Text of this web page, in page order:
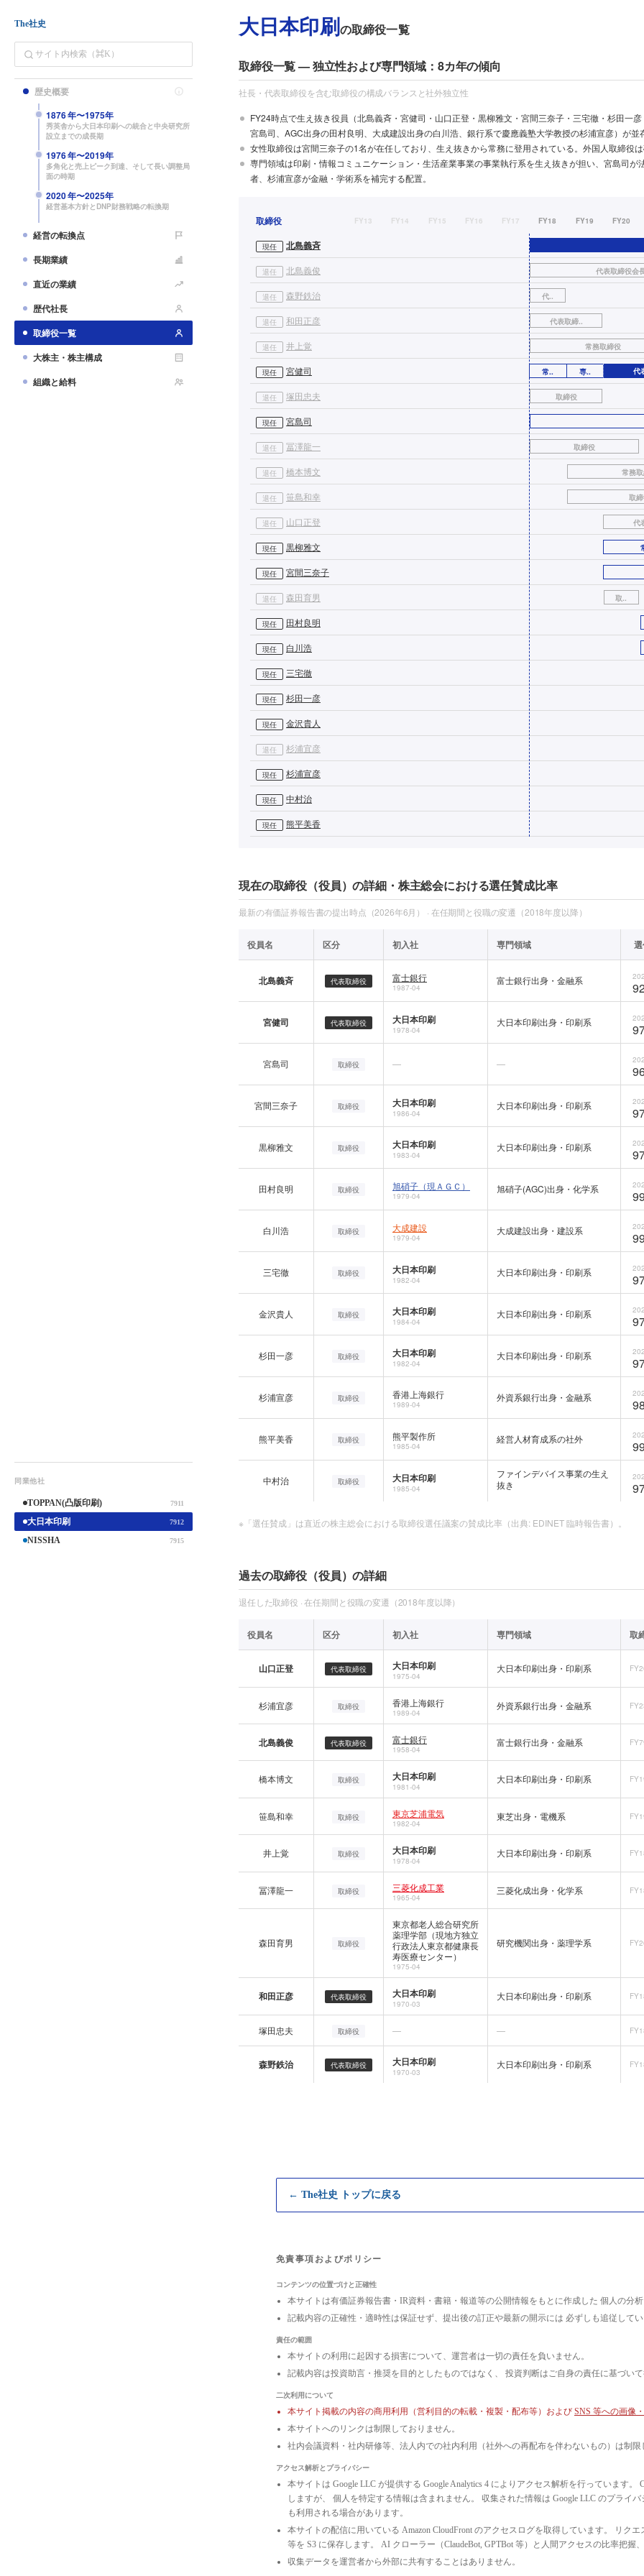
The社史
歴史概要
1876年〜1975年
秀英舎から大日本印刷への統合と中央研究所
設立までの成長期
1976年〜2019年
多角化と売上ピーク到達、そして長い調整局
面の時期
2020年〜2025年
経営基本方針とDNP財務戦略の転換期
経営の転換点
長期業績
直近の業績
歴代社長
取締役一覧
大株主・株主構成
組織と給料
同業他社
TOPPAN(凸版印刷) 7911
大日本印刷 7912
NISSHA 7915
大日本印刷 の取締役一覧
取締役一覧 — 独立性および専門領域：8カ年の傾向
社長・代表取締役を含む取締役の構成バランスと社外独立性
FY24時点で生え抜き役員（北島義斉・宮健司・山口正登・黒柳雅文・宮間三奈子・三宅徹・杉田一
宮島司、AGC出身の田村良明、大成建設出身の白川浩、銀行系で慶應義塾大学教授の杉浦宣彦）が並
女性取締役は宮間三奈子の1名が在任しており、生え抜きから常務に登用されている。外国人取締役
専門領域は印刷・情報コミュニケーション・生活産業事業の事業執行系を生え抜きが担い、宮島司
者、杉浦宣彦が金融・学術系を補完する配置。
取締役 FY13 FY14 FY15 FY16 FY17 FY18 FY19 FY20
現任 北島義斉
退任 北島義俊 代表取締役会
退任 森野鉄治 代..
退任 和田正彦 代表取締..
退任 井上覚 常務取締役
現任 宮健司 常.. 専.. 代
退任 塚田忠夫 取締役
現任 宮島司
退任 冨澤龍一 取締役
退任 橋本博文 常務
退任 笹島和幸 取
退任 山口正登 代
現任 黒柳雅文
現任 宮間三奈子
退任 森田育男 取..
現任 田村良明
現任 白川浩
現任 三宅徹
現任 杉田一彦
現任 金沢貴人
退任 杉浦宜彦
現任 杉浦宣彦
現任 中村治
現任 熊平美香
現在の取締役（役員）の詳細・株主総会における選任賛成比率
最新の有価証券報告書の提出時点（2026年6月） · 在任期間と役職の変遷（2018年度以降）
役員名 区分 初入社 専門領域
北島義斉 代表取締役 富士銀行
1987-04
富士銀行出身・金融系
宮健司 代表取締役 大日本印刷
1978-04
大日本印刷出身・印刷系
宮島司 取締役 — —
宮間三奈子 取締役 大日本印刷
1986-04
大日本印刷出身・印刷系
黒柳雅文 取締役 大日本印刷
1983-04
大日本印刷出身・印刷系
田村良明 取締役 旭硝子（現ＡＧＣ）
1979-04
旭硝子(AGC)出身・化学系
白川浩 取締役 大成建設
1979-04
大成建設出身・建設系
三宅徹 取締役 大日本印刷
1982-04
大日本印刷出身・印刷系
金沢貴人 取締役 大日本印刷
1984-04
大日本印刷出身・印刷系
杉田一彦 取締役 大日本印刷
1982-04
大日本印刷出身・印刷系
杉浦宣彦 取締役 香港上海銀行
1989-04
外資系銀行出身・金融系
熊平美香 取締役 熊平製作所
1985-04
経営人材育成系の社外
中村治 取締役 大日本印刷
1985-04
ファインデバイス事業の生え
抜き
※「選任賛成」は直近の株主総会における取締役選任議案の賛成比率（出典: EDINET 臨時報告書）。
過去の取締役（役員）の詳細
退任した取締役 · 在任期間と役職の変遷（2018年度以降）
役員名 区分 初入社 専門領域 取
山口正登 代表取締役 大日本印刷
1975-04
大日本印刷出身・印刷系
杉浦宜彦 取締役 香港上海銀行
1989-04
外資系銀行出身・金融系
北島義俊 代表取締役 富士銀行
1958-04
富士銀行出身・金融系
橋本博文 取締役 大日本印刷
1981-04
大日本印刷出身・印刷系
笹島和幸 取締役 東京芝浦電気
1982-04
東芝出身・電機系
井上覚 取締役 大日本印刷
1978-04
大日本印刷出身・印刷系
冨澤龍一 取締役 三菱化成工業
1965-04
三菱化成出身・化学系
森田育男 取締役
東京都老人総合研究所
薬理学部（現地方独立
行政法人東京都健康長
寿医療センター）
1975-04
研究機関出身・薬理学系
和田正彦 代表取締役 大日本印刷
1970-03
大日本印刷出身・印刷系
塚田忠夫 取締役 — —
森野鉄治 代表取締役 大日本印刷
1970-03
大日本印刷出身・印刷系
← The社史 トップに戻る
免責事項およびポリシー
コンテンツの位置づけと正確性
本サイトは有価証券報告書・IR資料・書籍・報道等の公開情報をもとに作成した 個人の分
記載内容の正確性・適時性は保証せず、提出後の訂正や最新の開示には 必ずしも追従して
責任の範囲
本サイトの利用に起因する損害について、運営者は一切の責任を負いません。
記載内容は投資助言・推奨を目的としたものではなく、 投資判断はご自身の責任に基づい
二次利用について
本サイト掲載の内容の商用利用（営利目的の転載・複製・配布等）および SNS 等への画像
本サイトへのリンクは制限しておりません。
社内会議資料・社内研修等、法人内での社内利用（社外への再配布を伴わないもの）は制
アクセス解析とプライバシー
本サイトは Google LLC が提供する Google Analytics 4 によりアクセス解析を行っています
しますが、 個人を特定する情報は含まれません。 収集された情報は Google LLC のプライ
も利用される場合があります。
本サイトの配信に用いている Amazon CloudFront のアクセスログを取得しています。 リク
等を S3 に保存します。 AI クローラー（ClaudeBot, GPTBot 等）と人間アクセスの比率把
収集データを運営者から外部に共有することはありません。